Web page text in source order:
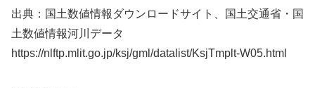
出典：国土数値情報ダウンロードサイト、国土交通省・国
土数値情報河川データ
https://nlftp.mlit.go.jp/ksj/gml/datalist/KsjTmplt-W05.html